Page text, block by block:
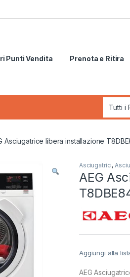
Punti Vendita Prenota e Ritira
Asciugatrice libera installazione
Asciugatrici,
AEG
Aggiungi alla
AEG